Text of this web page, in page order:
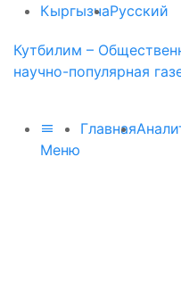
КыргызчаРусский
Кутбилим –
научно-популярная
Меню
Главная